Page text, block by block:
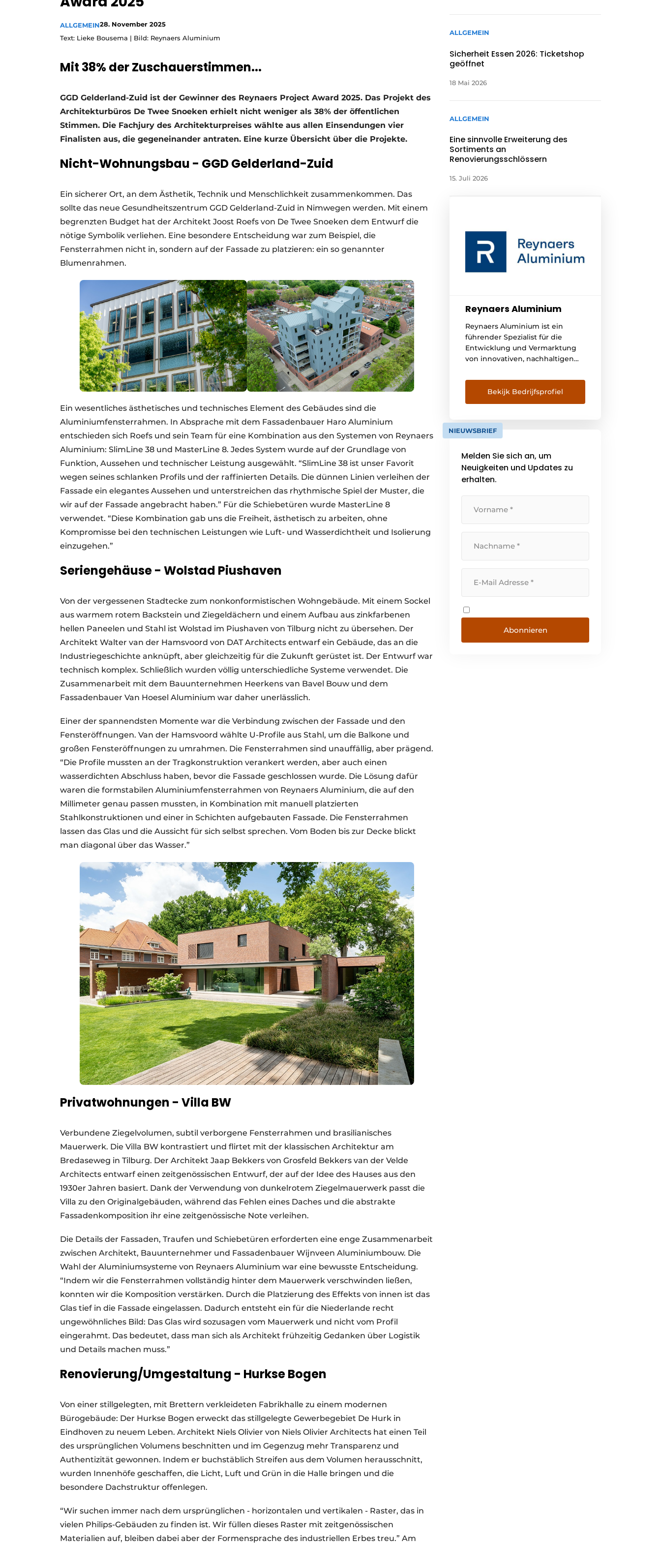
Offene Stellen
Werben
ALLGEMEIN28. November 2025
Text: Lieke Bousema | Bild: Reynaers Aluminium
Mit 38% der Zuschauerstimmen...
GGD Gelderland-Zuid ist der Gewinner des Reynaers Project Award 2025. Das Projekt des
Architekturbüros De Twee Snoeken erhielt nicht weniger als 38% der öffentlichen
Stimmen. Die Fachjury des Architekturpreises wählte aus allen Einsendungen vier
Finalisten aus, die gegeneinander antraten. Eine kurze Übersicht über die Projekte.
Nicht-Wohnungsbau - GGD Gelderland-Zuid
Ein sicherer Ort, an dem Ästhetik, Technik und Menschlichkeit zusammenkommen. Das
sollte das neue Gesundheitszentrum GGD Gelderland-Zuid in Nimwegen werden. Mit einem
begrenzten Budget hat der Architekt Joost Roefs von De Twee Snoeken dem Entwurf die
nötige Symbolik verliehen. Eine besondere Entscheidung war zum Beispiel, die
Fensterrahmen nicht in, sondern auf der Fassade zu platzieren: ein so genannter
Blumenrahmen.
Ein wesentliches ästhetisches und technisches Element des Gebäudes sind die
Aluminiumfensterrahmen. In Absprache mit dem Fassadenbauer Haro Aluminium
entschieden sich Roefs und sein Team für eine Kombination aus den Systemen von Reynaers
Aluminium: SlimLine 38 und MasterLine 8. Jedes System wurde auf der Grundlage von
Funktion, Aussehen und technischer Leistung ausgewählt. “SlimLine 38 ist unser Favorit
wegen seines schlanken Profils und der raffinierten Details. Die dünnen Linien verleihen der
Fassade ein elegantes Aussehen und unterstreichen das rhythmische Spiel der Muster, die
wir auf der Fassade angebracht haben.” Für die Schiebetüren wurde MasterLine 8
verwendet. “Diese Kombination gab uns die Freiheit, ästhetisch zu arbeiten, ohne
Kompromisse bei den technischen Leistungen wie Luft- und Wasserdichtheit und Isolierung
einzugehen.”
Seriengehäuse - Wolstad Piushaven
Von der vergessenen Stadtecke zum nonkonformistischen Wohngebäude. Mit einem Sockel
aus warmem rotem Backstein und Ziegeldächern und einem Aufbau aus zinkfarbenen
hellen Paneelen und Stahl ist Wolstad im Piushaven von Tilburg nicht zu übersehen. Der
Architekt Walter van der Hamsvoord von DAT Architects entwarf ein Gebäude, das an die
Industriegeschichte anknüpft, aber gleichzeitig für die Zukunft gerüstet ist. Der Entwurf war
technisch komplex. Schließlich wurden völlig unterschiedliche Systeme verwendet. Die
Zusammenarbeit mit dem Bauunternehmen Heerkens van Bavel Bouw und dem
Fassadenbauer Van Hoesel Aluminium war daher unerlässlich.
Einer der spannendsten Momente war die Verbindung zwischen der Fassade und den
Fensteröffnungen. Van der Hamsvoord wählte U-Profile aus Stahl, um die Balkone und
großen Fensteröffnungen zu umrahmen. Die Fensterrahmen sind unauffällig, aber prägend.
“Die Profile mussten an der Tragkonstruktion verankert werden, aber auch einen
wasserdichten Abschluss haben, bevor die Fassade geschlossen wurde. Die Lösung dafür
waren die formstabilen Aluminiumfensterrahmen von Reynaers Aluminium, die auf den
Millimeter genau passen mussten, in Kombination mit manuell platzierten
Stahlkonstruktionen und einer in Schichten aufgebauten Fassade. Die Fensterrahmen
lassen das Glas und die Aussicht für sich selbst sprechen. Vom Boden bis zur Decke blickt
man diagonal über das Wasser.”
Privatwohnungen - Villa BW
Verbundene Ziegelvolumen, subtil verborgene Fensterrahmen und brasilianisches
Mauerwerk. Die Villa BW kontrastiert und flirtet mit der klassischen Architektur am
Bredaseweg in Tilburg. Der Architekt Jaap Bekkers von Grosfeld Bekkers van der Velde
Architects entwarf einen zeitgenössischen Entwurf, der auf der Idee des Hauses aus den
1930er Jahren basiert. Dank der Verwendung von dunkelrotem Ziegelmauerwerk passt die
Villa zu den Originalgebäuden, während das Fehlen eines Daches und die abstrakte
Fassadenkomposition ihr eine zeitgenössische Note verleihen.
Die Details der Fassaden, Traufen und Schiebetüren erforderten eine enge Zusammenarbeit
zwischen Architekt, Bauunternehmer und Fassadenbauer Wijnveen Aluminiumbouw. Die
Wahl der Aluminiumsysteme von Reynaers Aluminium war eine bewusste Entscheidung.
“Indem wir die Fensterrahmen vollständig hinter dem Mauerwerk verschwinden ließen,
konnten wir die Komposition verstärken. Durch die Platzierung des Effekts von innen ist das
Glas tief in die Fassade eingelassen. Dadurch entsteht ein für die Niederlande recht
ungewöhnliches Bild: Das Glas wird sozusagen vom Mauerwerk und nicht vom Profil
eingerahmt. Das bedeutet, dass man sich als Architekt frühzeitig Gedanken über Logistik
und Details machen muss.”
Renovierung/Umgestaltung - Hurkse Bogen
Von einer stillgelegten, mit Brettern verkleideten Fabrikhalle zu einem modernen
Bürogebäude: Der Hurkse Bogen erweckt das stillgelegte Gewerbegebiet De Hurk in
Eindhoven zu neuem Leben. Architekt Niels Olivier von Niels Olivier Architects hat einen Teil
des ursprünglichen Volumens beschnitten und im Gegenzug mehr Transparenz und
Authentizität gewonnen. Indem er buchstäblich Streifen aus dem Volumen herausschnitt,
wurden Innenhöfe geschaffen, die Licht, Luft und Grün in die Halle bringen und die
besondere Dachstruktur offenlegen.
“Wir suchen immer nach dem ursprünglichen - horizontalen und vertikalen - Raster, das in
vielen Philips-Gebäuden zu finden ist. Wir füllen dieses Raster mit zeitgenössischen
Materialien auf, bleiben dabei aber der Formensprache des industriellen Erbes treu.” Am
ALLGEMEIN
Sicherheit Essen 2026: Ticketshop
geöffnet
18 Mai 2026
ALLGEMEIN
Eine sinnvolle Erweiterung des
Sortiments an
Renovierungsschlössern
15. Juli 2026
Reynaers Aluminium
Reynaers Aluminium ist ein
führender Spezialist für die
Entwicklung und Vermarktung
von innovativen, nachhaltigen
Türen und Fassaden. Gemeinsam
mit unseren Partnern
konzentrieren wir uns auf die
verantwortungsvoll hergestellter
Produkte, die für Häuser,
denen sie dienen, einen
Unterschied machen. Unsere
MissionGemeinsam verbessern
Bekijk Bedrijfsprofiel
NIEUWSBRIEF
Melden Sie sich an, um
Neuigkeiten und Updates zu
erhalten.
Abonnieren